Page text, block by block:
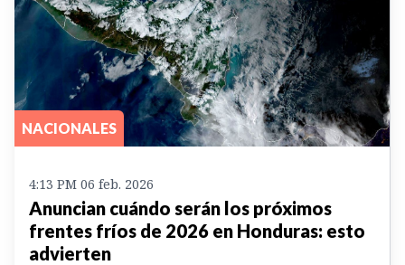
NACIONALES
4:13 PM 06 feb. 2026
Anuncian cuándo serán los próximos
frentes fríos de 2026 en Honduras: esto
advierten